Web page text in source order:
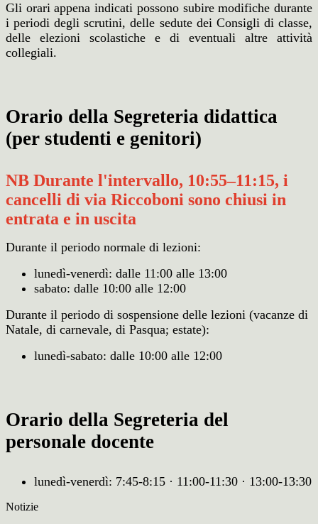
Gli orari appena indicati possono subire modifiche durante
i periodi degli scrutini, delle sedute dei Consigli di classe,
delle elezioni scolastiche e di eventuali altre attività
collegiali.
Orario della Segreteria didattica
(per studenti e genitori)
NB Durante l'intervallo, 10:55–11:15, i
cancelli di via Riccoboni sono chiusi in
entrata e in uscita
Durante il periodo normale di lezioni:
lunedì-venerdì: dalle 11:00 alle 13:00
sabato: dalle 10:00 alle 12:00
Durante il periodo di sospensione delle lezioni (vacanze di
Natale, di carnevale, di Pasqua; estate):
lunedì-sabato: dalle 10:00 alle 12:00
Orario della Segreteria del
personale docente
lunedì-venerdì: 7:45-8:15 · 11:00-11:30 · 13:00-13:30
Notizie